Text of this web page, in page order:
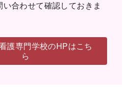
合わせて確認しておきま
護専門学校のHPはこち
ら